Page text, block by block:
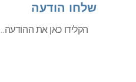
שלחו הודעה